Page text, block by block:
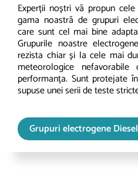
Experții noștri vă propun
gama noastră de grupuri
care sunt cel mai bine
Grupurile noastre
rezista chiar și la cele mai
meteorologice
performanța. Sunt protejate
supuse unei serii de teste
Grupuri electrogene Diesel